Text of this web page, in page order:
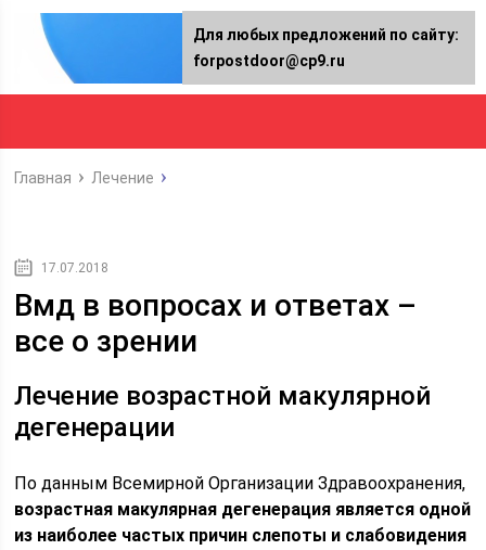
Главная Лечение
17.07.2018
Вмд в вопросах и ответах –
все о зрении
Лечение возрастной макулярной
дегенерации
По данным Всемирной Организации Здравоохранения,
возрастная макулярная дегенерация является одной
из наиболее частых причин слепоты и слабовидения
Для любых предложений по сайту:
forpostdoor@cp9.ru